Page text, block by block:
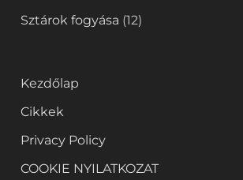
Sztárok fogyása (12)
Kezdőlap
Cikkek
Privacy Policy
COOKIE NYILATKOZAT